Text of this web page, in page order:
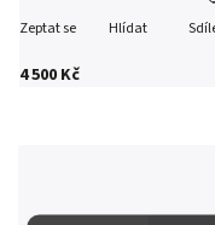
4 500 Kč
Zeptat se Hlídat